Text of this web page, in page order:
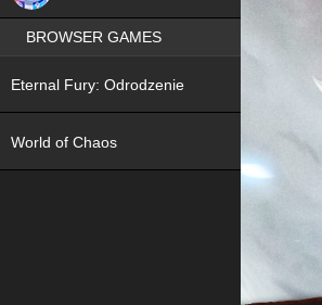
BROWSER GAMES
Eternal Fury: Odrodzenie
World of Chaos